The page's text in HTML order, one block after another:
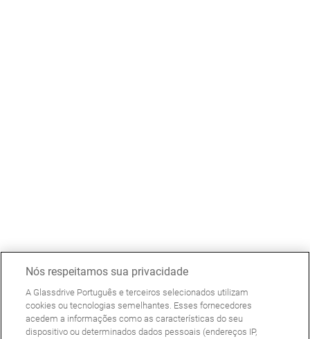
Nós respeitamos sua privacidade
A Glassdrive Português e terceiros selecionados utilizam
cookies ou tecnologias semelhantes. Esses fornecedores
acedem a informações como as características do seu
dispositivo ou determinados dados pessoais (endereços IP,